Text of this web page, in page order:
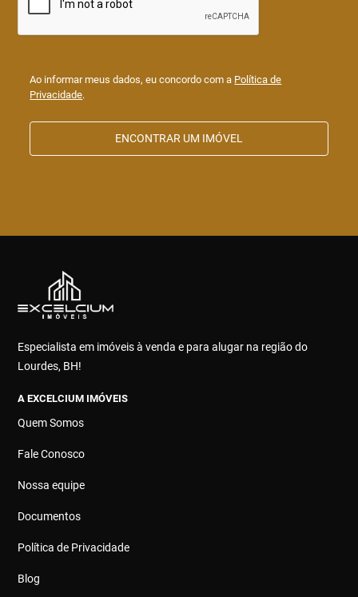
Ao informar meus dados, eu concordo com a Política de
Privacidade.
ENCONTRAR UM IMÓVEL
Especialista em imóveis à venda e para alugar na região do
Lourdes, BH!
A EXCELCIUM IMÓVEIS
Quem Somos
Fale Conosco
Nossa equipe
Documentos
Política de Privacidade
Blog